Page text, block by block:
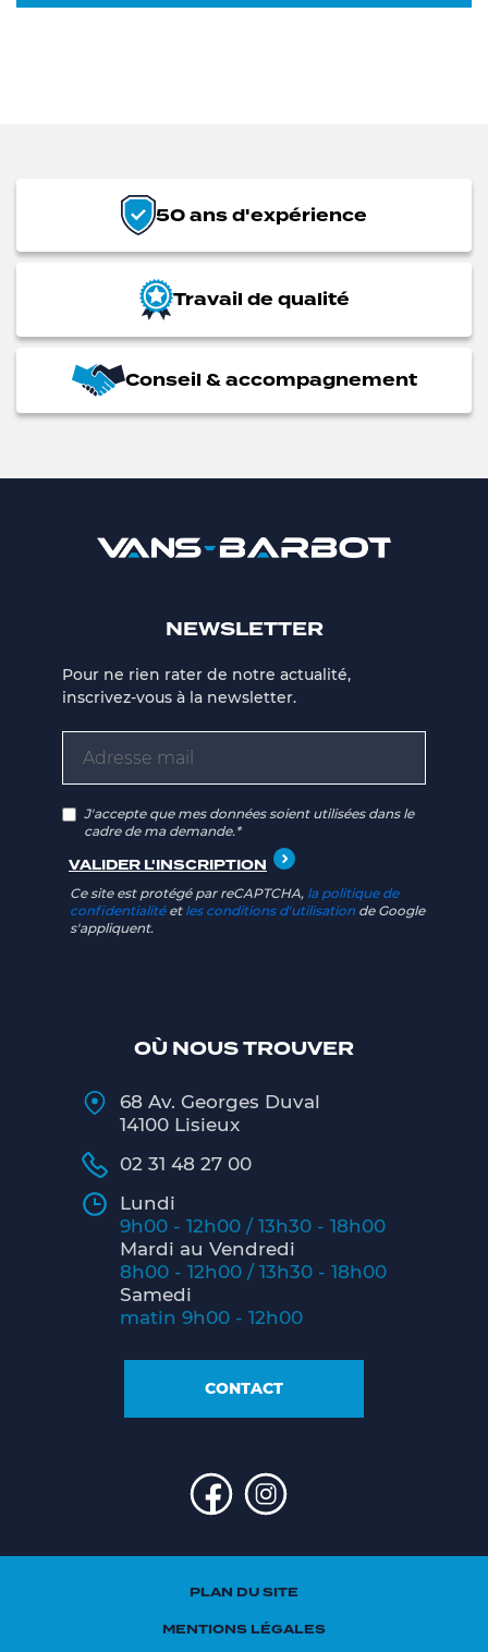
50 ans d'expérience
Travail de qualité
Conseil & accompagnement
OÙ NOUS TROUVER
68 Av. Georges Duval
14100 Lisieux
02 31 48 27 00
Lundi
9h00 - 12h00 / 13h30 - 18h00
Mardi au Vendredi
8h00 - 12h00 / 13h30 - 18h00
Samedi
matin 9h00 - 12h00
CONTACT
NEWSLETTER
Pour ne rien rater de notre actualité,
inscrivez-vous à la newsletter.
J'accepte que mes données soient utilisées dans le
cadre de ma demande.*
Ce site est protégé par reCAPTCHA, la politique de
confidentialitéet les conditions d'utilisation de Google
s'appliquent.
PLAN DU SITE
MENTIONS LÉGALES